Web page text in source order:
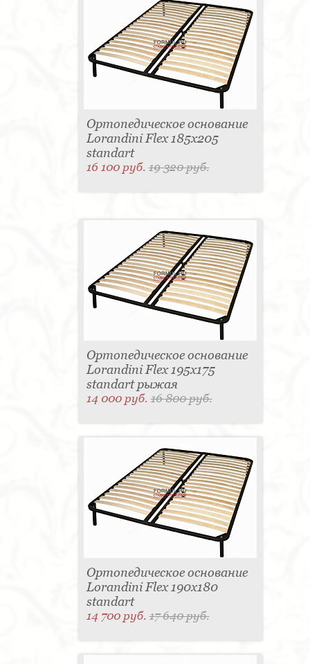
Ортопедическое основание
Lorandini Flex 185x205
standart
16 100 руб.19 320 руб.
Ортопедическое основание
Lorandini Flex 195x175
standart рыжая
14 000 руб.16 800 руб.
Ортопедическое основание
Lorandini Flex 190x180
standart
14 700 руб.17 640 руб.